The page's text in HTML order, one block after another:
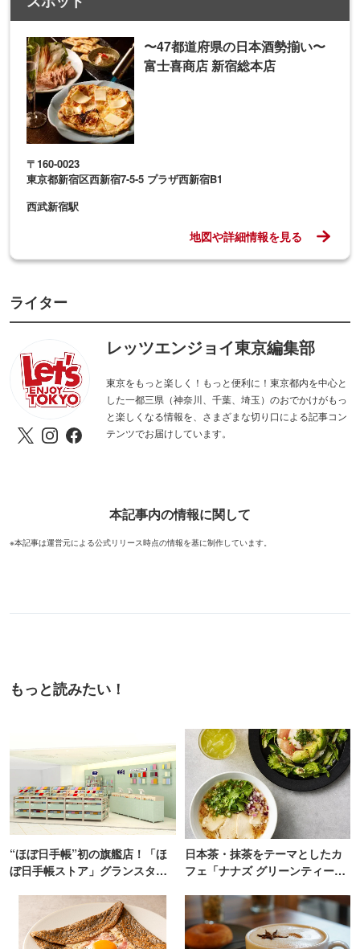
〜47都道府県の日本酒勢揃い〜
富士喜商店 新宿総本店
〒160-0023
東京都新宿区西新宿7-5-5 プラザ西新宿B1
西武新宿駅
地図や詳細情報を見る
ライター
レッツエンジョイ東京編集部
東京をもっと楽しく！もっと便利に！東京都内を中心と
した一都三県（神奈川、千葉、埼玉）のおでかけがもっ
と楽しくなる情報を、さまざまな切り口による記事コン
テンツでお届けしています。
本記事内の情報に関して
※本記事は運営元による公式リリース時点の情報を基に制作しています。
もっと読みたい！
“ほぼ日手帳”初の旗艦店！「ほ
ぼ日手帳ストア」グランスタ東
日本茶・抹茶をテーマとしたカ
フェ「ナナズ グリーンティー」